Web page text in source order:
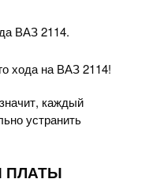
ВАЗ 2114.
хода на ВАЗ 2114!
каждый
устранить
ПЛАТЫ